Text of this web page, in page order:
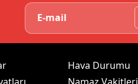
Hava Durumu